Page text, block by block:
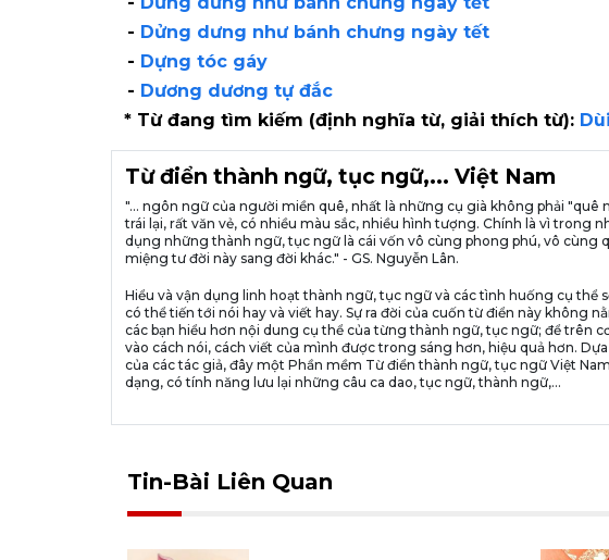
- Dửng dưng như bánh chưng ngày tết
- Dựng tóc gáy
- Dương dương tự đắc
* Từ đang tìm kiếm (định nghĩa từ, giải thích từ):
Từ điển thành ngữ, tục ngữ,... Việt Nam
"... ngôn ngữ của người miền quê, nhất là những cụ già không phải
trái lại, rất văn vẻ, có nhiều màu sắc, nhiều hình tượng. Chính là vì trong
dụng những thành ngữ, tục ngữ là cái vốn vô cùng phong phú, vô cùng
miệng tư đời này sang đời khác." - GS. Nguyễn Lân.
Hiểu và vận dụng linh hoạt thành ngữ, tục ngữ và các tình huống cụ thể
có thể tiến tới nói hay và viết hay. Sự ra đời của cuốn từ điển này không
các bạn hiểu hơn nội dung cụ thể của từng thành ngữ, tục ngữ; để trên
vào cách nói, cách viết của mình được trong sáng hơn, hiệu quả hơn.
của các tác giả, đây một Phần mềm Từ điển thành ngữ, tục ngữ Việt
dạng, có tính năng lưu lại những câu ca dao, tục ngữ, thành ngữ,...
Tin-Bài Liên Quan